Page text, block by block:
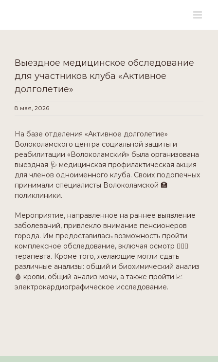
Выездное медицинское обследование
для участников клуба «Активное
долголетие»
8 мая, 2026
На базе отделения «Активное долголетие»
Волоколамского центра социальной защиты и
реабилитации «Волоколамский» была организована
выездная 🩺 медицинская профилактическая акция
для членов одноименного клуба. Своих подопечных
принимали специалисты Волоколамской 🏥
поликлиники.
Мероприятие, направленное на раннее выявление
заболеваний, привлекло внимание пенсионеров
города. Им предоставилась возможность пройти
комплексное обследование, включая осмотр 👩🏻‍⚕️
терапевта. Кроме того, желающие могли сдать
различные анализы: общий и биохимический анализ
🩸 крови, общий анализ мочи, а также пройти 📈
электрокардиографическое исследование.